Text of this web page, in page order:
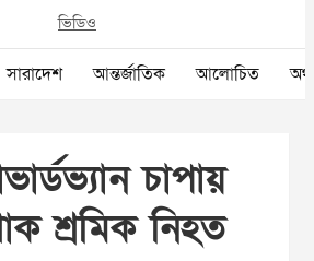
ভিডিও
সারাদেশ আন্তর্জাতিক আলোচিত
চাপায়
শ্রমিক নিহত